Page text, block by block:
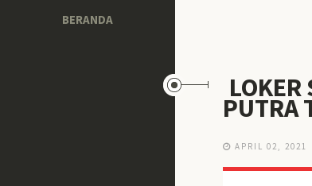
BERANDA
LOKER
PUTRA
APRIL 02, 2021